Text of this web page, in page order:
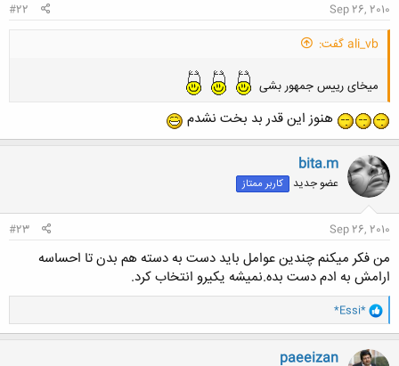
Sep 26, 2010
#22
ali_vb گفت:
میخای رییس جمهور بشی
هنوز اين قدر بد بخت نشدم
bita.m
عضو جدید کاربر ممتاز
Sep 26, 2010
#23
من فکر میکنم چندین عوامل باید دست به دسته هم بدن تا احساسه
ارامش به ادم دست بده.نمیشه یکیرو انتخاب کرد.
و
ا
ک
ن
*Essi*
paeeizan